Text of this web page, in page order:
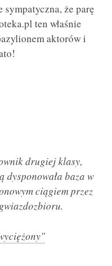
że parę
ten właśnie
aktorów i
drugiej klasy,
dysponowała baza w
ciągiem przez